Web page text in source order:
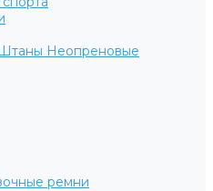
Неопреновые
ремни